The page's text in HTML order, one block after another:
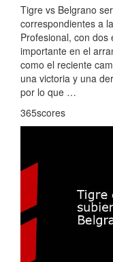
Tigre vs Belgrano
correspondientes a
Profesional, con
importante en el
como el reciente
una victoria y una
por lo que …
365scores